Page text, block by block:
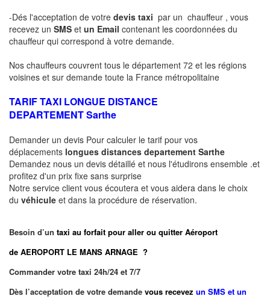
-Dés l'acceptation de votre devis taxi par un chauffeur , vous
recevez un SMS et un Email contenant les coordonnées du
chauffeur qui correspond à votre demande.
Nos chauffeurs couvrent tous le département 72 et les régions
voisines et sur demande toute la France métropolitaine
TARIF TAXI LONGUE DISTANCE
DEPARTEMENTSarthe
Demander un devis Pour calculer le tarif pour vos
déplacements longues distances departement Sarthe
Demandez nous un devis détaillé et nous l'étudirons ensemble .et
profitez d'un prix fixe sans surprise
Notre service client vous écoutera et vous aidera dans le choix
du véhicule et dans la procédure de réservation.
Besoin d’un taxi au forfait pour aller ou quitter Aéroport
de AEROPORT LE MANS ARNAGE ?
Commander votre taxi 24h/24 et 7/7
Dès l’acceptation de votre demande vous recevez un SMS et un